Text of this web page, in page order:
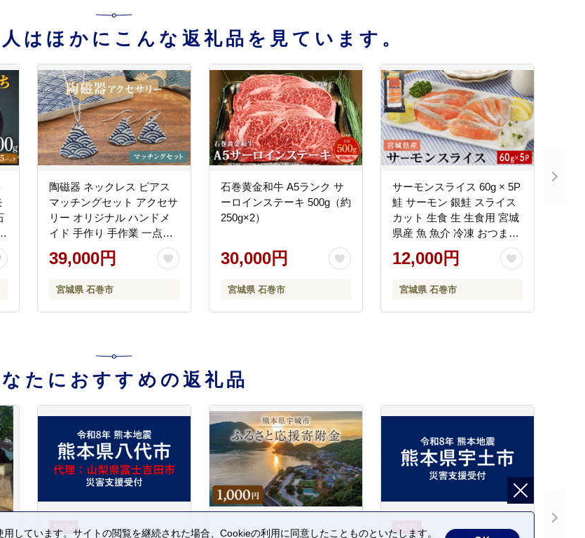
はほかにこんな返礼品を見ています。
陶磁器 ネックレス ピアス
マッチングセット アクセサ
リー オリジナル ハンドメ
イド 手作り 手作業 一点物
おしゃれ 環境配慮 SDGs
39,000円
宮城県 石巻市
石巻黄金和牛 A5ランク サ
ーロインステーキ 500g（約
250g×2）
30,000円
宮城県 石巻市
サーモンスライス 60g × 5P
鮭 サーモン 銀鮭 スライス
カット 生食 生 生食用 宮城
県産 魚 魚介 冷凍 おつまみ
12,000円
宮城県 石巻市
たにおすすめの返礼品
しています。サイトの閲覧を継続された場合、Cookieの利用に同意したことものといたします。